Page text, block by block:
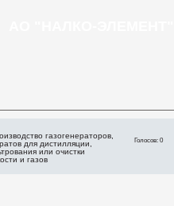
газогенераторов,
для дистилляции,
или очистки
и газов
Голосов: 0